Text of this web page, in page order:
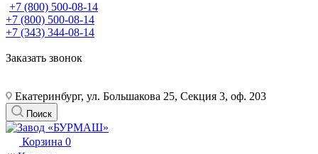
+7 (800) 500-08-14
+7 (800) 500-08-14
+7 (343) 344-08-14
Заказать звонок
Екатеринбург, ул. Большакова 25, Секция 3, оф. 203
Поиск
Корзина 0